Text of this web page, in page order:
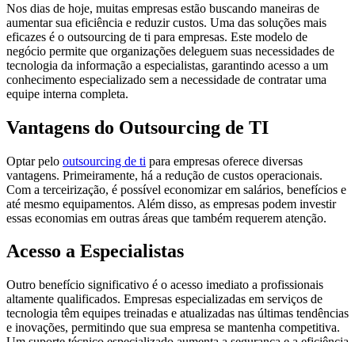
Nos dias de hoje, muitas empresas estão buscando maneiras de
aumentar sua eficiência e reduzir custos. Uma das soluções mais
eficazes é o outsourcing de ti para empresas. Este modelo de
negócio permite que organizações deleguem suas necessidades de
tecnologia da informação a especialistas, garantindo acesso a um
conhecimento especializado sem a necessidade de contratar uma
equipe interna completa.
Vantagens do Outsourcing de TI
Optar pelo outsourcing de ti para empresas oferece diversas
vantagens. Primeiramente, há a redução de custos operacionais.
Com a terceirização, é possível economizar em salários, benefícios e
até mesmo equipamentos. Além disso, as empresas podem investir
essas economias em outras áreas que também requerem atenção.
Acesso a Especialistas
Outro benefício significativo é o acesso imediato a profissionais
altamente qualificados. Empresas especializadas em serviços de
tecnologia têm equipes treinadas e atualizadas nas últimas tendências
e inovações, permitindo que sua empresa se mantenha competitiva.